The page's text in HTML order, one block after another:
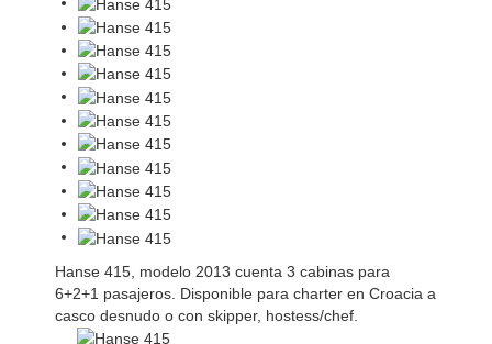
Hanse 415, modelo 2013 cuenta 3 cabinas para
6+2+1 pasajeros. Disponible para charter en Croacia a
casco desnudo o con skipper, hostess/chef.